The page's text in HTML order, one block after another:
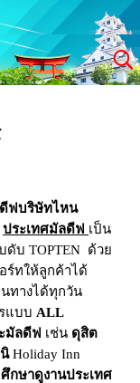
ฟบริษัทไหน
ประเทศมัลดีฟ เป็น
ดับ TOPTEN ด้วย
ร์ทให้ลูกค้าได้
นทางได้ทุกวัน
แบบ ALL
มัลดีฟ เช่น ดุสิต
Holiday Inn
กษาดูงานประเทศ